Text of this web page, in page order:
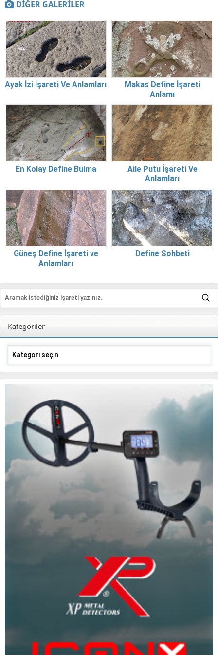
DİĞER GALERİLER
Ayak İzi İşareti Ve Anlamları
Makas Define İşareti
Anlamı
En Kolay Define Bulma
Aile Putu İşareti Ve
Anlamları
Güneş Define İşareti ve
Anlamları
Define Sohbeti
Kategoriler
Kategoriler